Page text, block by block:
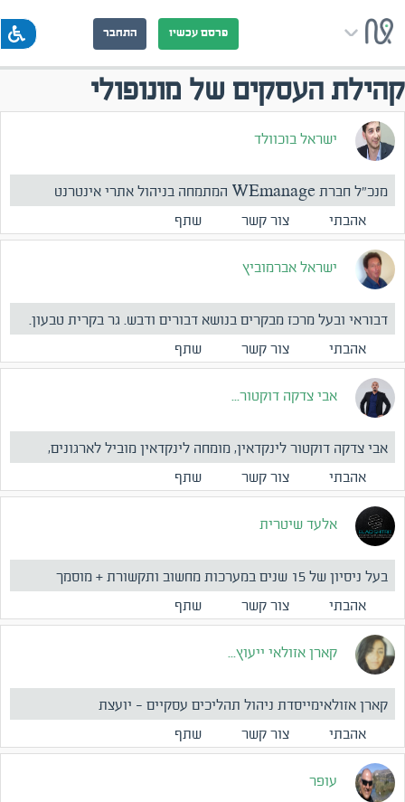
פרסם עכשיו התחבר
קהילת העסקים של מונופולי
ישראל בוכוולד
מנכ"ל חברת WEmanage המתמחה בניהול אתרי אינטרנט
ורשתות חברתי...
אהבתי צור קשר שתף
ישראל אברמוביץ
דבוראי ובעל מרכז מבקרים בנושא דבורים ודבש. גר בקרית טבעון.
אהבתי צור קשר שתף
אבי צדקה דוקטור...
אבי צדקה דוקטור לינקדאין, מומחה לינקדאין מוביל לארגונים,
עסק...אהבתי צור קשר שתף
אלעד שיטרית
בעל ניסיון של 15 שנים במערכות מחשוב ותקשורת + מוסמך
mcp+mcs...
אהבתי צור קשר שתף
קארן אזולאי ייעוץ...
קארן אזולאימייסדת ניהול תהליכים עסקיים - יועצת
עסקיתבאמתחתי ...
אהבתי צור קשר שתף
עופר